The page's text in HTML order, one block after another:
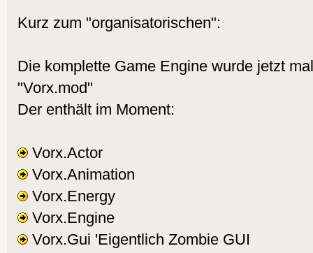
Kurz zum "organisatorischen":
Die komplette Game Engine wurde jetzt
"Vorx.mod"
Der enthält im Moment:
Vorx.Actor
Vorx.Animation
Vorx.Energy
Vorx.Engine
Vorx.Gui 'Eigentlich Zombie GUI